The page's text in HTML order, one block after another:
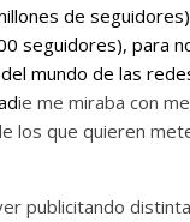
de
seguidores), para
mundo de las
ie me miraba con
los que quieren
publicitando